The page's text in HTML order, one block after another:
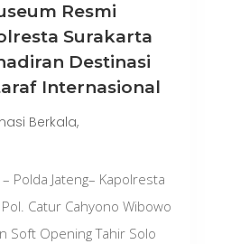
Resmi
Surakarta
Destinasi
Internasional
Berkala,
Polda Jateng– Kapolresta
Catur Cahyono Wibowo
Soft Opening Tahir Solo